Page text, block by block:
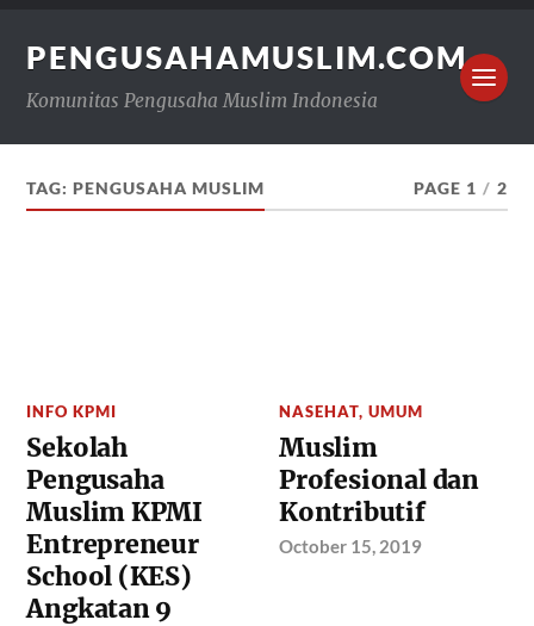
PENGUSAHAMUSLIM.COM
Komunitas Pengusaha Muslim Indonesia
TAG:PENGUSAHA MUSLIM PAGE 1 / 2
INFO KPMI
Sekolah
Pengusaha
Muslim KPMI
Entrepreneur
School (KES)
Angkatan 9
NASEHAT,UMUM
Muslim
Profesional dan
Kontributif
October 15, 2019